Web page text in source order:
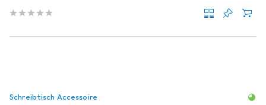
Schreibtisch Accessoire